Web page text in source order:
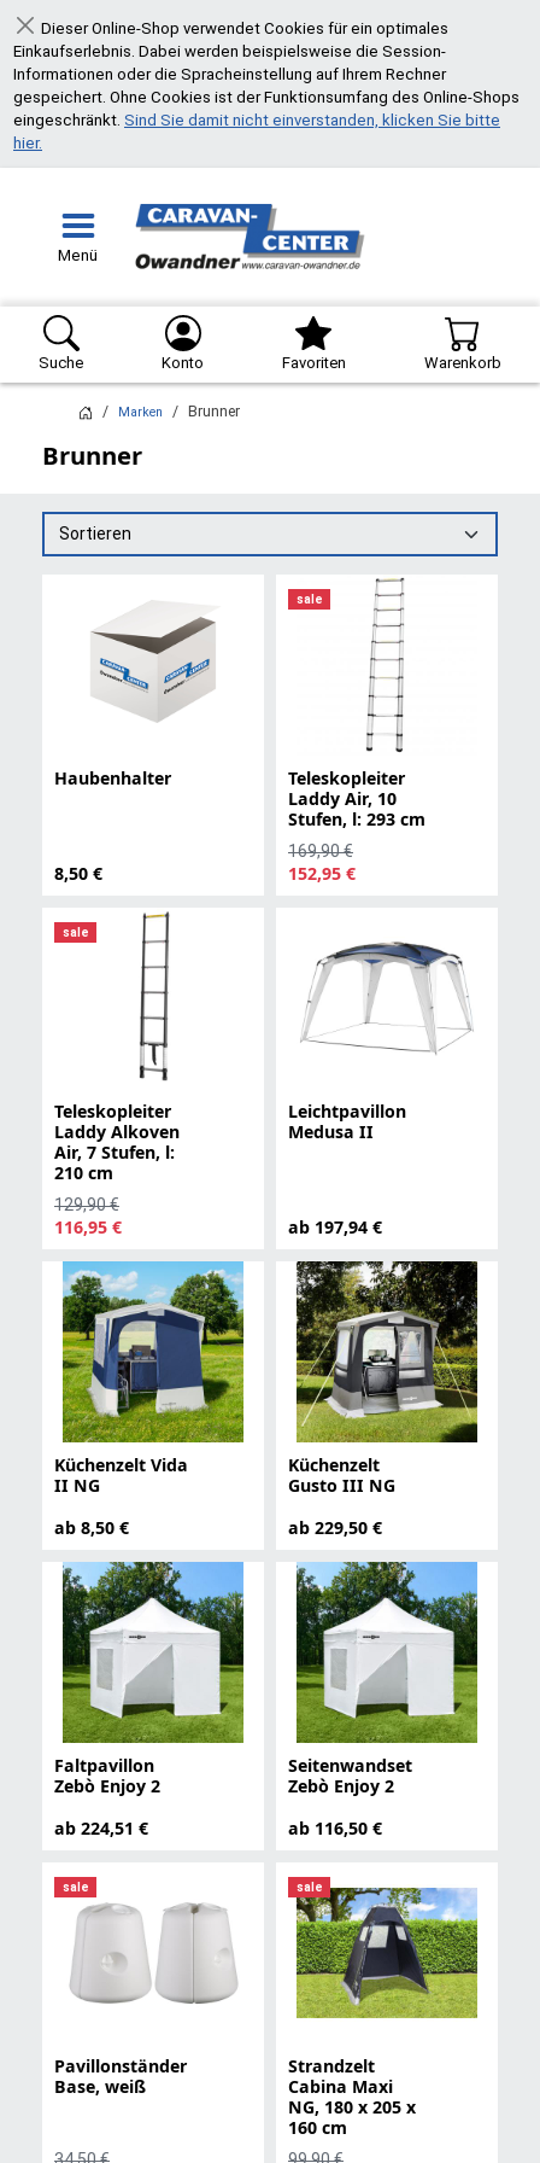
Schließen
Dieser Online-Shop verwendet Cookies für ein optimales
Einkaufserlebnis. Dabei werden beispielsweise die Session-
Informationen oder die Spracheinstellung auf Ihrem Rechner
gespeichert. Ohne Cookies ist der Funktionsumfang des Online-Shops
eingeschränkt. Sind Sie damit nicht einverstanden, klicken Sie bitte
hier.
Menü
Suche Konto Favoriten Warenkorb
Marken Brunner
Brunner
Sortieren
Haubenhalter
8,50 €
sale
Teleskopleiter
Laddy Air, 10
Stufen, l: 293 cm
169,90 €
152,95 €
sale
Teleskopleiter
Laddy Alkoven
Air, 7 Stufen, l:
210 cm
129,90 €
116,95 €
Leichtpavillon
Medusa II
ab 197,94 €
Küchenzelt Vida
II NG
ab 8,50 €
Küchenzelt
Gusto III NG
ab 229,50 €
Faltpavillon
Zebò Enjoy 2
ab 224,51 €
Seitenwandset
Zebò Enjoy 2
ab 116,50 €
sale
Pavillonständer
Base, weiß
34,50 €
sale
Strandzelt
Cabina Maxi
NG, 180 x 205 x
160 cm
99,90 €